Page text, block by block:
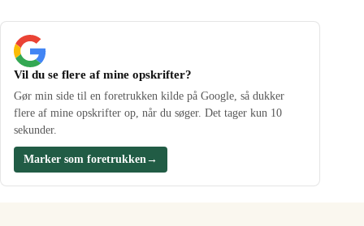
Vil du se flere af mine opskrifter?
Gør min side til en foretrukken kilde på Google, så dukker
flere af mine opskrifter op, når du søger. Det tager kun 10
sekunder.
Marker som foretrukken→